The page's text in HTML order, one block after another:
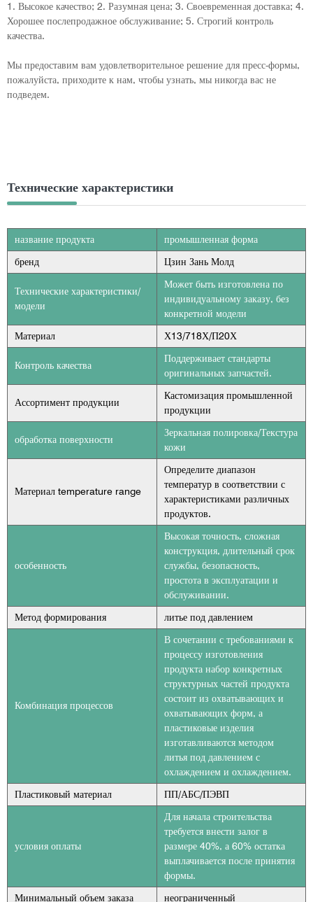
1. Высокое качество; 2. Разумная цена; 3. Своевременная доставка; 4.
Хорошее послепродажное обслуживание; 5. Строгий контроль
качества.
Мы предоставим вам удовлетворительное решение для пресс-формы,
пожалуйста, приходите к нам, чтобы узнать, мы никогда вас не
подведем.
Технические характеристики
название продукта
промышленная форма
бренд
Цзин Зань Молд
Технические характеристики/
модели
Может быть изготовлена по
индивидуальному заказу, без
конкретной модели
Материал
Х13/718Х/П20Х
Контроль качества
Поддерживает стандарты
оригинальных запчастей.
Ассортимент продукции
Кастомизация промышленной
продукции
обработка поверхности
Зеркальная полировка/Текстура
кожи
Материал temperature range
Определите диапазон
температур в соответствии с
характеристиками различных
продуктов.
особенность
Высокая точность, сложная
конструкция, длительный срок
службы, безопасность,
простота в эксплуатации и
обслуживании.
Метод формирования
литье под давлением
Комбинация процессов
В сочетании с требованиями к
процессу изготовления
продукта набор конкретных
структурных частей продукта
состоит из охватывающих и
охватывающих форм, а
пластиковые изделия
изготавливаются методом
литья под давлением с
охлаждением и охлаждением.
Пластиковый материал
ПП/АБС/ПЭВП
условия оплаты
Для начала строительства
требуется внести залог в
размере 40%, а 60% остатка
выплачивается после принятия
формы.
Минимальный объем заказа
неограниченный